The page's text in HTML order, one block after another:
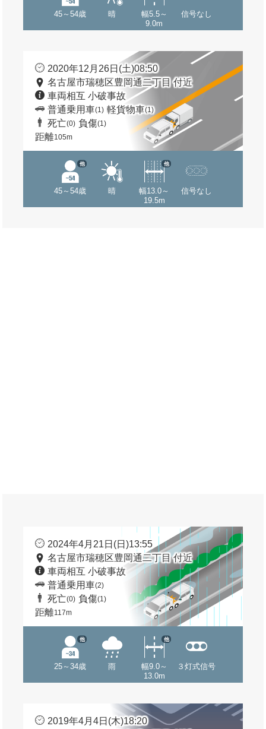
45～54歳 晴
幅5.5～
9.0m
信号なし
2020年12月26日(土)08:50
名古屋市瑞穂区豊岡通二丁目 付近
車両相互 小破事故
普通乗用車(1) 軽貨物車(1)
死亡(0) 負傷(1)
距離105m
45～54歳
他
晴
幅13.0～
19.5m
他
信号なし
2024年4月21日(日)13:55
名古屋市瑞穂区豊岡通二丁目 付近
車両相互 小破事故
普通乗用車(2)
死亡(0) 負傷(1)
距離117m
25～34歳
他
雨
幅9.0～
13.0m
他
３灯式信号
2019年4月4日(木)18:20